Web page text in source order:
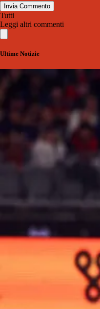
Invia Commento
Tutti
Leggi altri commenti
Ultime Notizie